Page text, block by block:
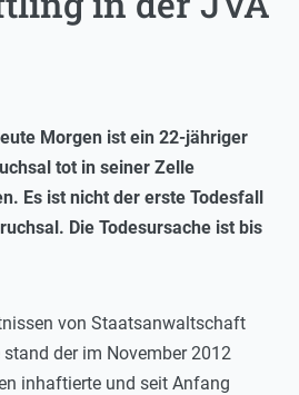
Morgen ist ein 22-jähriger
tot in seiner Zelle
Es ist nicht der erste Todesfall
Die Todesursache ist bis
von Staatsanwaltschaft
der im November 2012
inhaftierte und seit Anfang